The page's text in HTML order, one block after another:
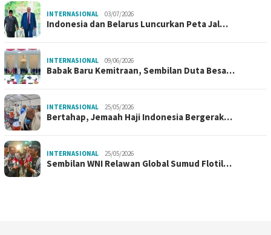
INTERNASIONAL 03/07/2026
Indonesia dan Belarus Luncurkan Peta Jal…
INTERNASIONAL 09/06/2026
Babak Baru Kemitraan, Sembilan Duta Besa…
INTERNASIONAL 25/05/2026
Bertahap, Jemaah Haji Indonesia Bergerak…
INTERNASIONAL 25/05/2026
Sembilan WNI Relawan Global Sumud Flotil…